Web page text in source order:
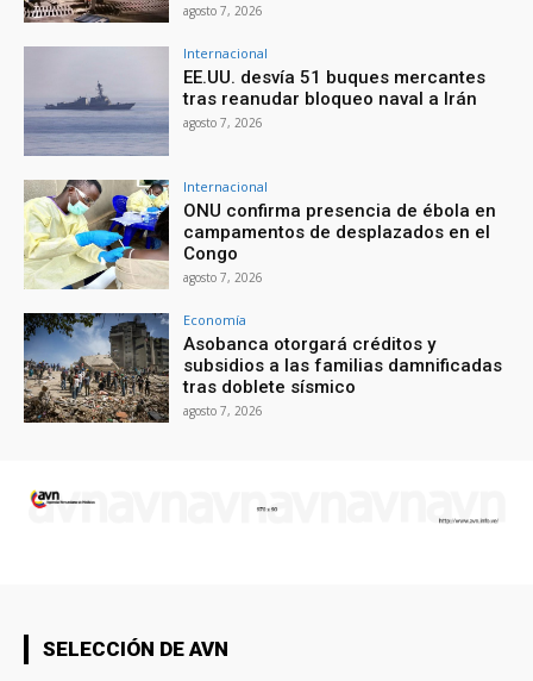
agosto 7, 2026
Internacional
EE.UU. desvía 51 buques mercantes
tras reanudar bloqueo naval a Irán
agosto 7, 2026
Internacional
ONU confirma presencia de ébola en
campamentos de desplazados en el
Congo
agosto 7, 2026
Economía
Asobanca otorgará créditos y
subsidios a las familias damnificadas
tras doblete sísmico
agosto 7, 2026
SELECCIÓN DE AVN